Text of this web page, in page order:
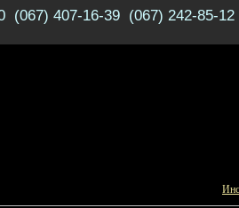
(067) 407-16-39 (067) 242-85-12